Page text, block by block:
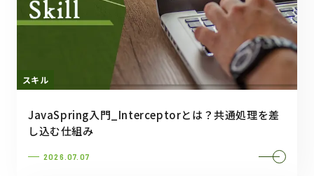
スキル
JavaSpring入門_Interceptorとは？共通処理を差
し込む仕組み
2026.07.07